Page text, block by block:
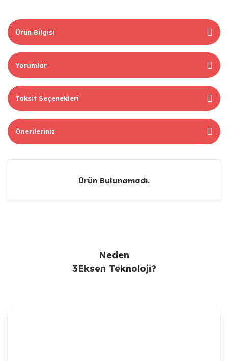
Ürün Bilgisi
Yorumlar
Taksit Seçenekleri
Önerileriniz
Ürün Bulunamadı.
Neden
3Eksen Teknoloji?